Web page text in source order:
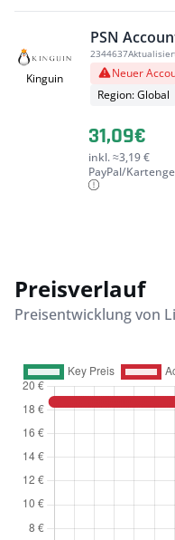
Kinguin
PSN
2344637
Neuer
Region: Global
31,09€
inkl. ≈3,19 €
PayPal/
Preisverlauf
Preisentwicklung von